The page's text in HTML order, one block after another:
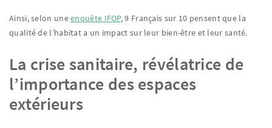
Ainsi, selon uneenquête IFOP, 9 Français sur 10 pensent que la
qualité de l’habitat a un impact sur leur bien-être et leur santé.
La crise sanitaire, révélatrice de
l’importance des espaces
extérieurs